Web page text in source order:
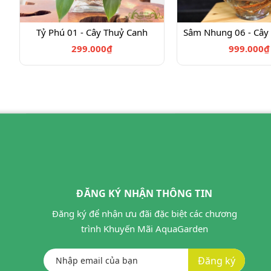
Tỷ Phú 01 - Cây Thuỷ Canh
299.000₫
Sâm Nhung 06 -
999.000₫
ĐĂNG KÝ NHẬN THÔNG TIN
Đăng ký để nhận ưu đãi đặc biệt các chương
trình Khuyến Mãi AquaGarden
Đăng ký